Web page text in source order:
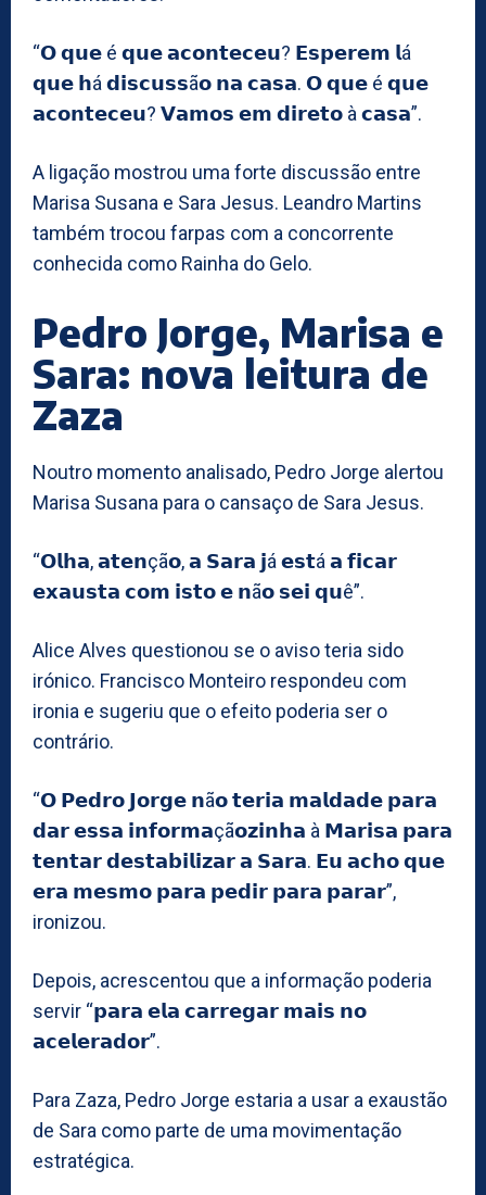
“𝗢 𝗾𝘂𝗲 é 𝗾𝘂𝗲 𝗮𝗰𝗼𝗻𝘁𝗲𝗰𝗲𝘂? 𝗘𝘀𝗽𝗲𝗿𝗲𝗺 𝗹á
𝗾𝘂𝗲 𝗵á 𝗱𝗶𝘀𝗰𝘂𝘀𝘀ã𝗼 𝗻𝗮 𝗰𝗮𝘀𝗮. 𝗢 𝗾𝘂𝗲 é 𝗾𝘂𝗲
𝗮𝗰𝗼𝗻𝘁𝗲𝗰𝗲𝘂? 𝗩𝗮𝗺𝗼𝘀 𝗲𝗺 𝗱𝗶𝗿𝗲𝘁𝗼 à 𝗰𝗮𝘀𝗮”.
A ligação mostrou uma forte discussão entre
Marisa Susana e Sara Jesus. Leandro Martins
também trocou farpas com a concorrente
conhecida como Rainha do Gelo.
Pedro Jorge, Marisa e
Sara: nova leitura de
Zaza
Noutro momento analisado, Pedro Jorge alertou
Marisa Susana para o cansaço de Sara Jesus.
“𝗢𝗹𝗵𝗮, 𝗮𝘁𝗲𝗻çã𝗼, 𝗮 𝗦𝗮𝗿𝗮 𝗷á 𝗲𝘀𝘁á 𝗮 𝗳𝗶𝗰𝗮𝗿
𝗲𝘅𝗮𝘂𝘀𝘁𝗮 𝗰𝗼𝗺 𝗶𝘀𝘁𝗼 𝗲 𝗻ã𝗼 𝘀𝗲𝗶 𝗾𝘂ê”.
Alice Alves questionou se o aviso teria sido
irónico. Francisco Monteiro respondeu com
ironia e sugeriu que o efeito poderia ser o
contrário.
“𝗢 𝗣𝗲𝗱𝗿𝗼 𝗝𝗼𝗿𝗴𝗲 𝗻ã𝗼 𝘁𝗲𝗿𝗶𝗮 𝗺𝗮𝗹𝗱𝗮𝗱𝗲 𝗽𝗮𝗿𝗮
𝗱𝗮𝗿 𝗲𝘀𝘀𝗮 𝗶𝗻𝗳𝗼𝗿𝗺𝗮çã𝗼𝘇𝗶𝗻𝗵𝗮 à 𝗠𝗮𝗿𝗶𝘀𝗮 𝗽𝗮𝗿𝗮
𝘁𝗲𝗻𝘁𝗮𝗿 𝗱𝗲𝘀𝘁𝗮𝗯𝗶𝗹𝗶𝘇𝗮𝗿 𝗮 𝗦𝗮𝗿𝗮. 𝗘𝘂 𝗮𝗰𝗵𝗼 𝗾𝘂𝗲
𝗲𝗿𝗮 𝗺𝗲𝘀𝗺𝗼 𝗽𝗮𝗿𝗮 𝗽𝗲𝗱𝗶𝗿 𝗽𝗮𝗿𝗮 𝗽𝗮𝗿𝗮𝗿”,
ironizou.
Depois, acrescentou que a informação poderia
servir “𝗽𝗮𝗿𝗮 𝗲𝗹𝗮 𝗰𝗮𝗿𝗿𝗲𝗴𝗮𝗿 𝗺𝗮𝗶𝘀 𝗻𝗼
𝗮𝗰𝗲𝗹𝗲𝗿𝗮𝗱𝗼𝗿”.
Para Zaza, Pedro Jorge estaria a usar a exaustão
de Sara como parte de uma movimentação
estratégica.